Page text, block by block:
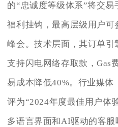
的“忠诚度等级体系”将交
福利挂钩，最高层级用户
峰会。技术层面，其订单引
支持闪电网络存取款，Gas
易成本降低40%。行业媒体
评为“2024年度最佳用户体
多语言界面和AI驱动的客